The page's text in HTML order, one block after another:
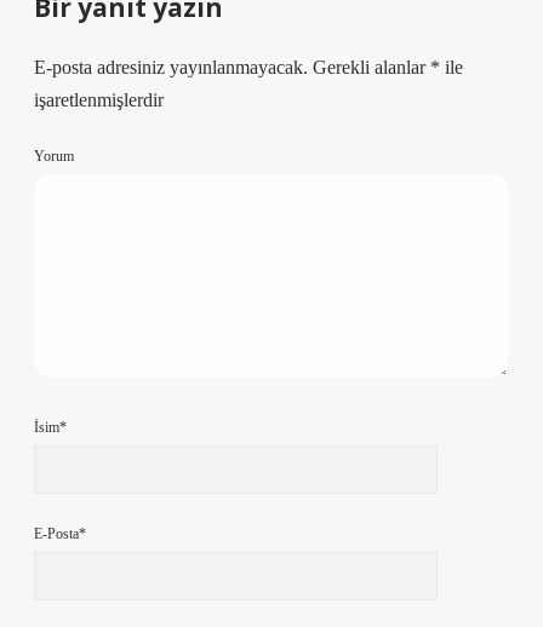
Bir yanıt yazın
E-posta adresiniz yayınlanmayacak. Gerekli alanlar * ile
işaretlenmişlerdir
Yorum
İsim*
E-Posta*